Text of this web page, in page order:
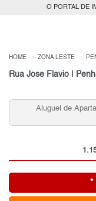
O PORTAL DE
HOME ZONA LESTE
Rua Jose Flavio |
Aluguel de
*